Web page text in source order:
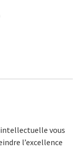
vous
l’excellence